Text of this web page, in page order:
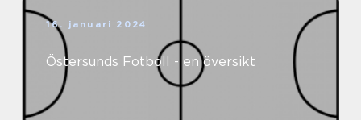
16. januari 2024
Östersunds Fotboll - en översikt